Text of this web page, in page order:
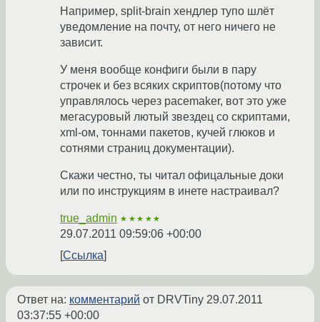
Например, split-brain хендлер тупо шлёт
уведомление на почту, от него ничего не
зависит.
У меня вообще конфиги были в пару
строчек и без всяких скриптов(потому что
управлялось через pacemaker, вот это уже
мегасуровый лютый звездец со скриптами,
xml-ом, тоннами пакетов, кучей глюков и
сотнями страниц документации).
Скажи честно, ты читал офицальные доки
или по инструкциям в инете настраивал?
true_admin ★★★★★
29.07.2011 09:59:06 +00:00
Ссылка
Ответ на: комментарий от DRVTiny 29.07.2011
03:37:55 +00:00